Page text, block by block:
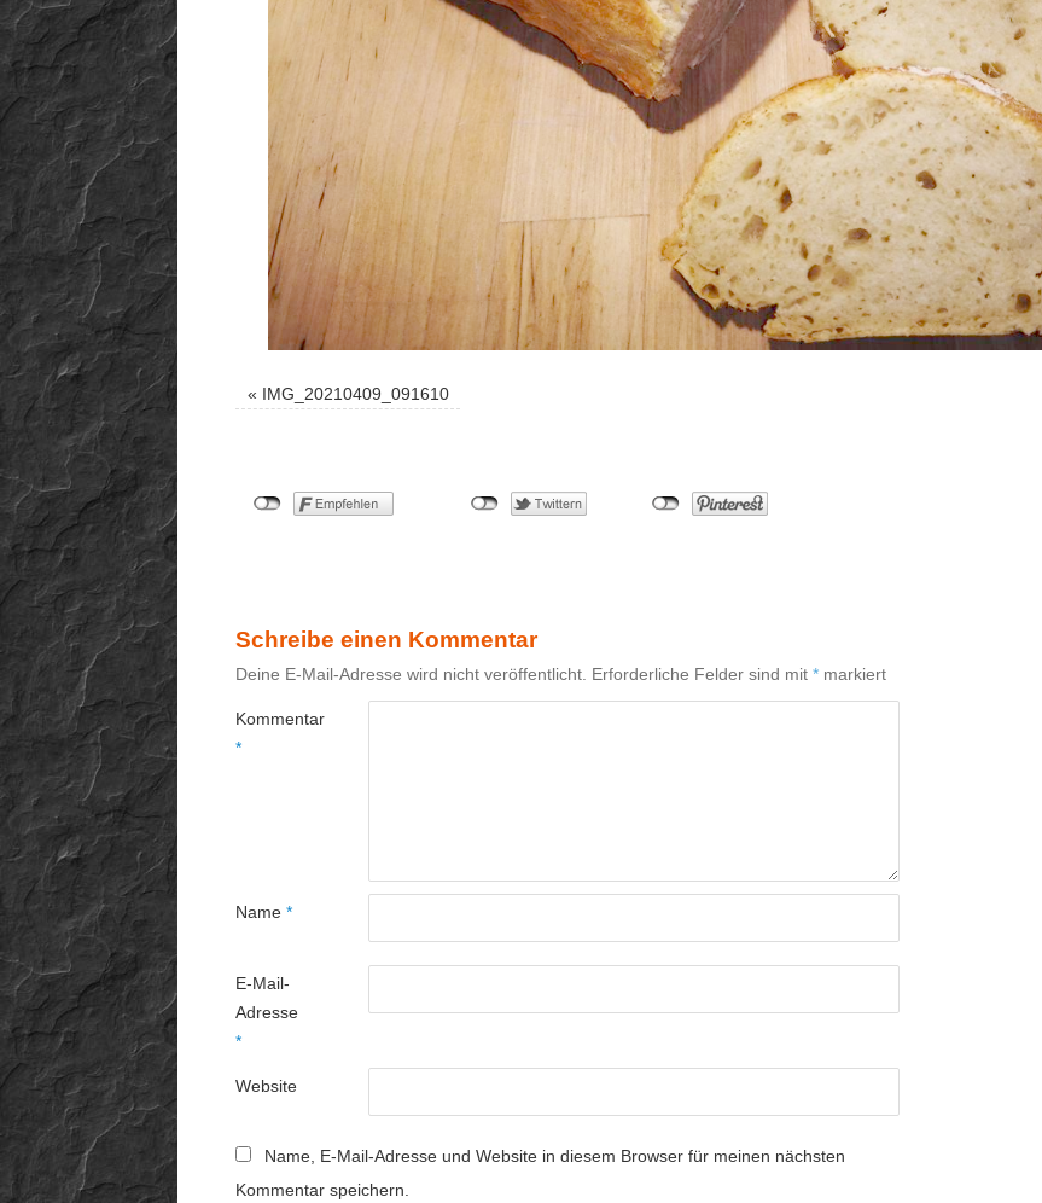
« IMG_20210409_091610
Schreibe einen Kommentar
Deine E-Mail-Adresse wird nicht veröffentlicht. Erforderliche Felder sind mit * markiert
Kommentar
*
Name *
E-Mail-
Adresse
*
Website
Name, E-Mail-Adresse und Website in diesem Browser für meinen nächsten
Kommentar speichern.